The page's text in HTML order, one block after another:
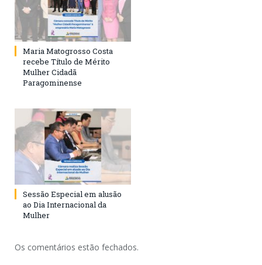
Maria Matogrosso Costa
recebe Título de Mérito
Mulher Cidadã
Paragominense
Sessão Especial em alusão
ao Dia Internacional da
Mulher
Os comentários estão fechados.